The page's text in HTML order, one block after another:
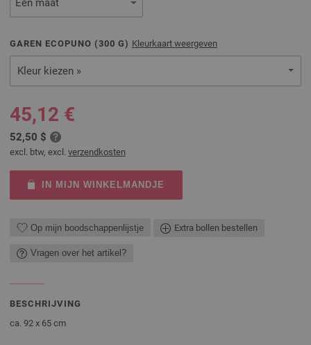
GAREN ECOPUNO (300 G) Kleurkaart weergeven
Kleur kiezen »
45,12 €
52,50 $
excl. btw, excl. verzendkosten
IN MIJN WINKELMANDJE
Op mijn boodschappenlijstje Extra bollen bestellen
Vragen over het artikel?
BESCHRIJVING
ca. 92 x 65 cm